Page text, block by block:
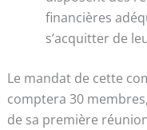
financières
s’acquitter de
Le mandat de cette
comptera 30
de sa première